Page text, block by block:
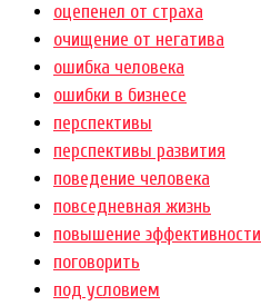
оцепенел от страха
очищение от негатива
ошибка человека
ошибки в бизнесе
перспективы
перспективы развития
поведение человека
повседневная жизнь
повышение эффективности
поговорить
под условием